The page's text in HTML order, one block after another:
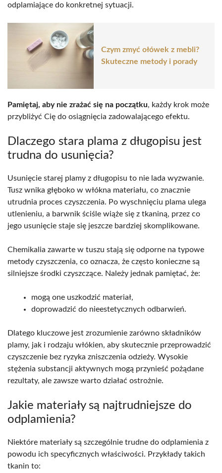
odplamiające do konkretnej sytuacji.
Czym zmyć ołówek z mebli?
Skuteczne metody i porady
Pamiętaj, aby nie zrażać się na początku, każdy krok może
przybliżyć Cię do osiągnięcia zadowalającego efektu.
Dlaczego stara plama z długopisu jest
trudna do usunięcia?
Usunięcie starej plamy z długopisu to nie lada wyzwanie.
Tusz wnika głęboko w włókna materiału, co znacznie
utrudnia proces czyszczenia. Po wyschnięciu plama ulega
utlenieniu, a barwnik ściśle wiąże się z tkaniną, przez co
jego usunięcie staje się jeszcze bardziej skomplikowane.
Chemikalia zawarte w tuszu stają się odporne na typowe
metody czyszczenia, co oznacza, że często konieczne są
silniejsze środki czyszczące. Należy jednak pamiętać, że:
mogą one uszkodzić materiał,
doprowadzić do nieestetycznych odbarwień.
Dlatego kluczowe jest zrozumienie zarówno składników
plamy, jak i rodzaju włókien, aby skutecznie przeprowadzić
czyszczenie bez ryzyka zniszczenia odzieży. Wysokie
stężenia substancji aktywnych mogą przynieść pożądane
rezultaty, ale zawsze warto działać ostrożnie.
Jakie materiały są najtrudniejsze do
odplamienia?
Niektóre materiały są szczególnie trudne do odplamienia z
powodu ich specyficznych właściwości. Przykłady takich
tkanin to: